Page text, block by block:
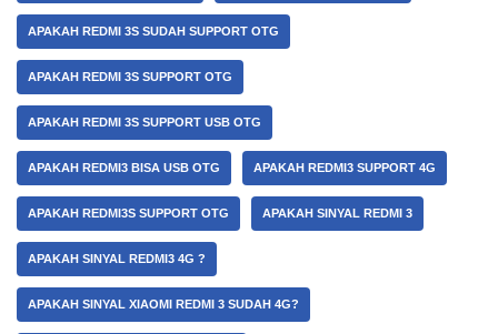
APAKAH REDMI 3S SUDAH SUPPORT OTG
APAKAH REDMI 3S SUPPORT OTG
APAKAH REDMI 3S SUPPORT USB OTG
APAKAH REDMI3 BISA USB OTG APAKAH REDMI3 SUPPORT 4G
APAKAH REDMI3S SUPPORT OTG APAKAH SINYAL REDMI 3
APAKAH SINYAL REDMI3 4G ?
APAKAH SINYAL XIAOMI REDMI 3 SUDAH 4G?